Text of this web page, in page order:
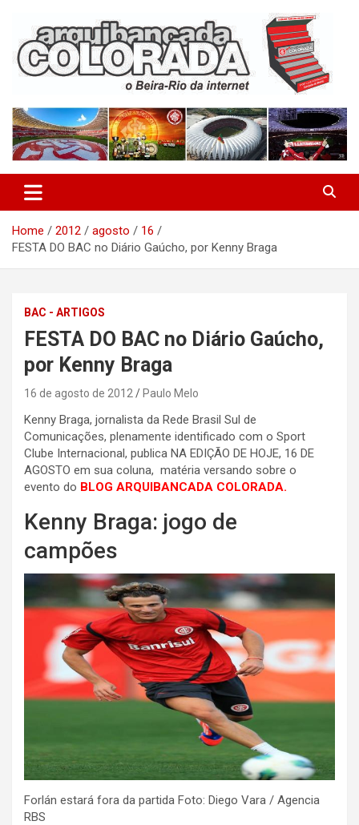
content
Arquibancada Colorada
Home 2012 agosto
16
FESTA DO BAC no Diário Gaúcho, por Kenny Braga
BAC - ARTIGOS
FESTA DO BAC no Diário Gaúcho,
por Kenny Braga
16 de agosto de 2012 Paulo Melo
Kenny Braga, jornalista da Rede Brasil Sul de
Comunicações, plenamente identificado com o Sport
Clube Internacional, publica NA EDIÇÃO DE HOJE, 16 DE
AGOSTO em sua coluna, matéria versando sobre o
evento do BLOG ARQUIBANCADA COLORADA.
Kenny Braga: jogo de
campões
Forlán estará fora da partida Foto: Diego Vara / Agencia
RBS